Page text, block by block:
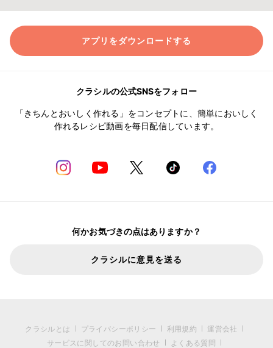
アプリをダウンロードする
クラシルの公式SNSをフォロー
「きちんとおいしく作れる」をコンセプトに、簡単においしく
作れるレシピ動画を毎日配信しています。
何かお気づきの点はありますか？
クラシルに意見を送る
クラシルとは プライバシーポリシー 利用規約
運営会社
サービスに関してのお問い合わせ
よくある質問